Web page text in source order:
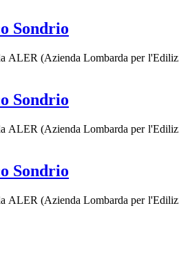
Sondrio
ALER (Azienda Lombarda per
Sondrio
ALER (Azienda Lombarda per
Sondrio
ALER (Azienda Lombarda per